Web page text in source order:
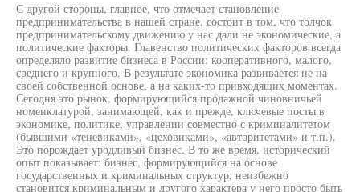
С другой стороны, главное, что отмечает становление
предпринимательства в нашей стране, состоит в том, что толчок
предпринимательскому движению у нас дали не экономические, а
политические факторы. Главенство политических факторов всегда
определяло развитие бизнеса в России: кооперативного, малого,
среднего и крупного. В результате экономика развивается не на
своей собственной основе, а на каких-то привходящих моментах.
Сегодня это рынок, формирующийся продажной чиновничьей
номенклатурой, занимающей, как и прежде, ключевые посты в
экономике, политике, управлении совместно с криминалитетом
(бывшими «теневиками», «цеховиками», «авторитетами» и т.п.).
Это порождает уродливый бизнес. В то же время, исторический
опыт показывает: бизнес, формирующийся на основе
государственных и криминальных структур, неизбежно
становится криминальным и другого характера у него просто быть